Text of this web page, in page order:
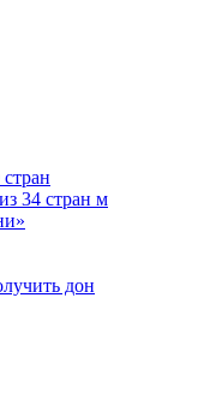
34 стран м
дон